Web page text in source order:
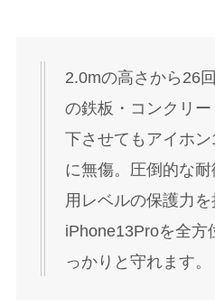
2.0mの高さから26
の鉄板・コンクリ
下させてもアイホ
に無傷。圧倒的な
用レベルの保護力
iPhone13Proを全方
っかりと守れます。